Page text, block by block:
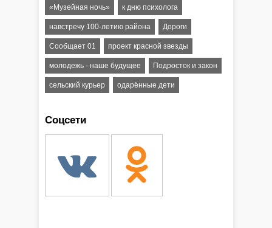
«Музейная ночь» к дню психолога
навстречу 100-летию района Дороги
Сообщает 01 проект красной звезды
молодежь - наше будущее Подросток и закон
сельский курьер одарённые дети
Соцсети